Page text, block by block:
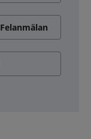
Felanmälan